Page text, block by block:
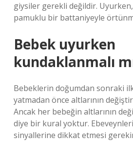
giysiler gerekli değildir.
pamuklu bir battaniyeyle
Bebek uyurken
kundaklanmalı
Bebeklerin doğumdan sonraki
yatmadan önce altlarının
Ancak her bebeğin altlarının
diye bir kural yoktur.
sinyallerine dikkat etmesi